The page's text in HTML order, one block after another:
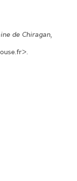
de Chiragan,